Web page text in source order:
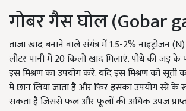
गोबर गैस घोल (Gobar
ताजा खाद बनाने वाले संयंत्र में 1.5-2% नाइट्रोजन
लीटर पानी में 20 किलो खाद मिलाएं. पौधे की जड़
इस मिश्रण का उपयोग करें. यदि इस मिश्रण को
में छान लिया जाता है और फिर इसका उपयोग स्प्रे के
सकता है जिससे फल और फूलों की अधिक उपज प्राप्त